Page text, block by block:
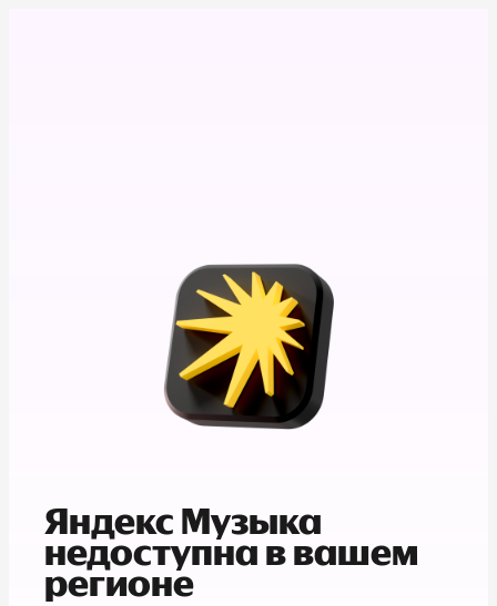
Яндекс Музыка
недоступна в вашем
регионе